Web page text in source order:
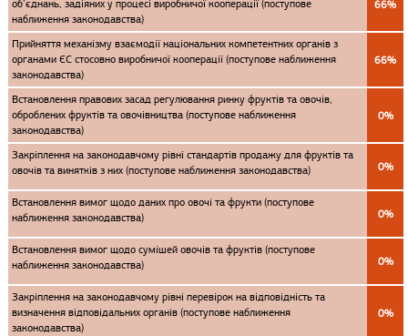
об’єднань, задіяних у процесі виробничої кооперації (поступове
наближення законодавства)
66%
Прийняття механізму взаємодії національних компетентних органів з
органами ЄС стосовно виробничої кооперації (поступове наближення
законодавства)
66%
Встановлення правових засад регулювання ринку фруктів та овочів,
оброблених фруктів та овочівництва (поступове наближення
законодавства)
0%
Закріплення на законодавчому рівні стандартів продажу для фруктів та
овочів та винятків з них (поступове наближення законодавства)
0%
Встановлення вимог щодо даних про овочі та фрукти (поступове
наближення законодавства)
0%
Встановлення вимог щодо сумішей овочів та фруктів (поступове
наближення законодавства)
0%
Закріплення на законодавчому рівні перевірок на відповідність та
визначення відповідальних органів (поступове наближення
законодавства)
0%